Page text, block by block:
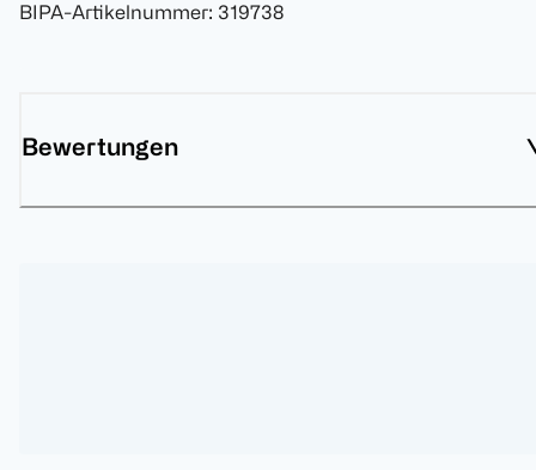
BIPA-Artikelnummer: 319738
Bewertungen